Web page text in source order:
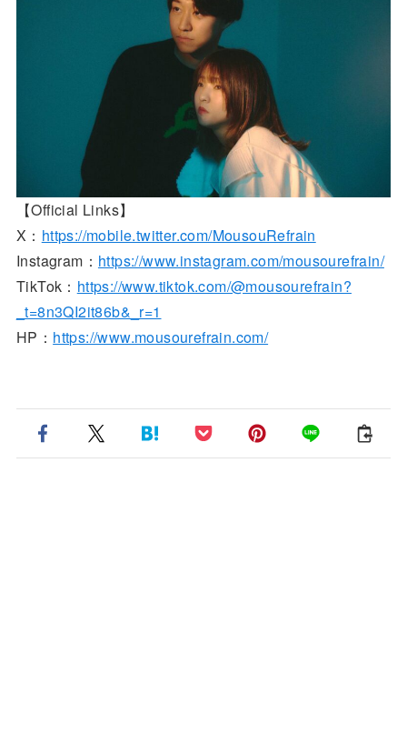
【Official Links】
X： https://mobile.twitter.com/MousouRefrain
Instagram： https://www.instagram.com/mousourefrain/
TikTok： https://www.tiktok.com/@mousourefrain?
_t=8n3QI2it86b&_r=1
HP： https://www.mousourefrain.com/